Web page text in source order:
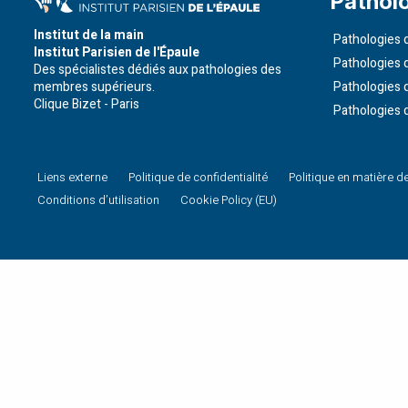
Institut de la main
Institut Parisien de l'Épaule
Des spécialistes dédiés aux pathologies des
membres supérieurs.
Clique Bizet - Paris
Pathologies
Pathologies
Pathologies
Pathologies
Liens externe Politique de confidentialité
Politique en matière
Conditions d’utilisation
Cookie Policy (EU)